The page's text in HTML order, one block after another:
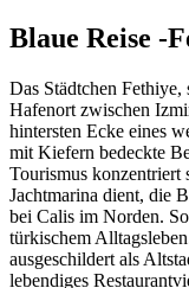
Blaue Reise -
Das Städtchen Fethiye,
Hafenort zwischen
hintersten Ecke eines
mit Kiefern bedeckte
Tourismus konzentriert
Jachtmarina dient, die
bei Calis im Norden.
türkischem
ausgeschildert als
lebendiges